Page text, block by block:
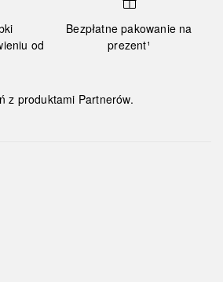
od
Bezpłatne pakowanie na
prezent¹
z produktami Partnerów.